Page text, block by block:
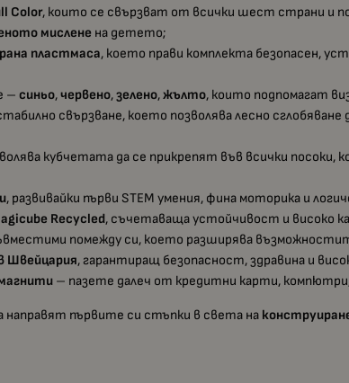
Color, които се свързват от всички шест страни и
мислене на детето;
пластмаса, което прави комплекта безопасен,
–синьо,червено,зелено,жълто, които подпомагат
свързване, което позволява лесно
кубчетата да се прикрепят във всички посоки,
, развивайки първи STEM умения, фина моторика и
Recycled, съчетаваща устойчивост и високо
помежду си, което разширява
Швейцария, гарантиращ безопасност, здравина и
– пазете далеч от кредитни карти,
направят първите си стъпки в света на